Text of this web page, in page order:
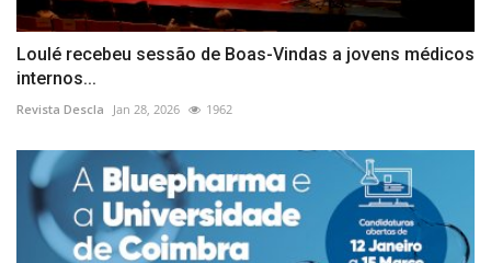
Loulé recebeu sessão de Boas-Vindas a jovens médicos
internos...
Revista Descla Jan 28, 2026 1962